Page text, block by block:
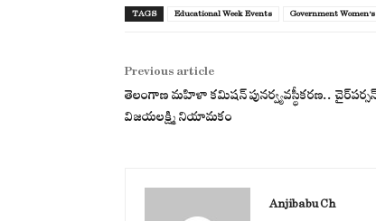
TAGS Educational Week Events Government Women’s
Previous article
తెలంగాణ మహిళా కమిషన్ పునర్వ్యవస్థీకరణ..
విజయలక్ష్మి నియామకం
Anjibabu Ch